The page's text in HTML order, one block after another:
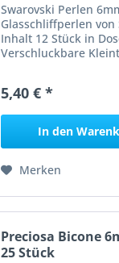
Swarovski Perlen
Glasschliffperlen von
Inhalt 12 Stück in
Verschluckbare
5,40 € *
In den
Merken
Preciosa Bicone
25 Stück